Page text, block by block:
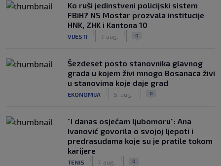
Ko ruši jedinstveni policijski sistem
FBiH? NS Mostar prozvala institucije
HNK, ZHK i Kantona 10
VIJESTI 7. aug. 0
Šezdeset posto stanovnika glavnog
grada u kojem živi mnogo Bosanaca živi
u stanovima koje daje grad
EKONOMIJA 5. aug. 0
"I danas osjećam ljubomoru": Ana
Ivanović govorila o svojoj ljepoti i
predrasudama koje su je pratile tokom
karijere
TENIS 7. aug. 0